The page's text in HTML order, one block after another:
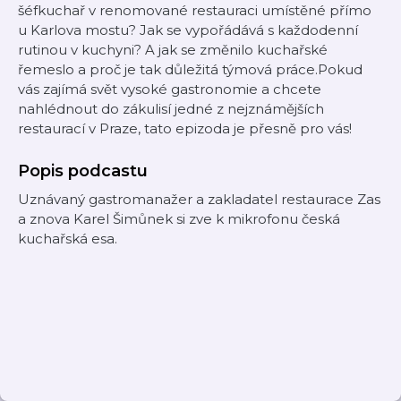
šéfkuchař v renomované restauraci umístěné přímo
u Karlova mostu? Jak se vypořádává s každodenní
rutinou v kuchyni? A jak se změnilo kuchařské
řemeslo a proč je tak důležitá týmová práce.Pokud
vás zajímá svět vysoké gastronomie a chcete
nahlédnout do zákulisí jedné z nejznámějších
restaurací v Praze, tato epizoda je přesně pro vás!
Popis podcastu
Uznávaný gastromanažer a zakladatel restaurace Zas
a znova Karel Šimůnek si zve k mikrofonu česká
kuchařská esa.